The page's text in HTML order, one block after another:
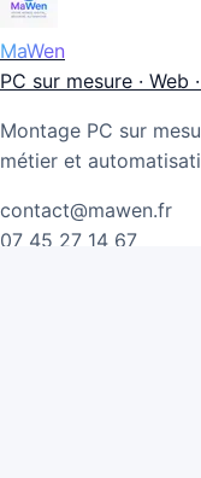
MaWen
PC sur mesure · Web
Montage PC sur
métier et
contact@mawen.fr
07 45 27 14 67